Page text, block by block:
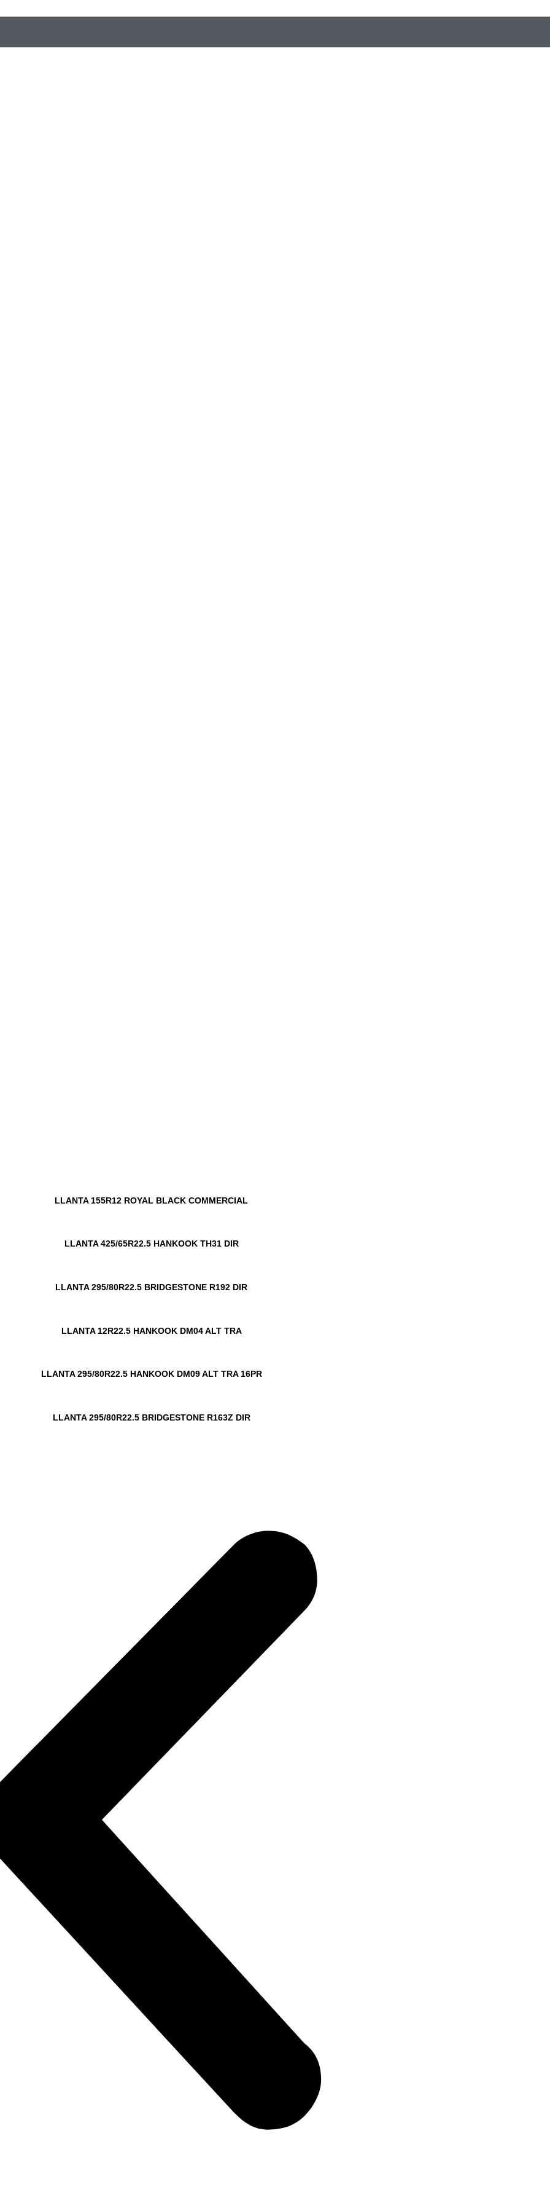
LLANTA 155R12 ROYAL BLACK COMMERCIAL
LLANTA 425/65R22.5 HANKOOK TH31 DIR
LLANTA 295/80R22.5 BRIDGESTONE R192 DIR
LLANTA 12R22.5 HANKOOK DM04 ALT TRA
LLANTA 295/80R22.5 HANKOOK DM09 ALT TRA 16PR
LLANTA 295/80R22.5 BRIDGESTONE R163Z DIR